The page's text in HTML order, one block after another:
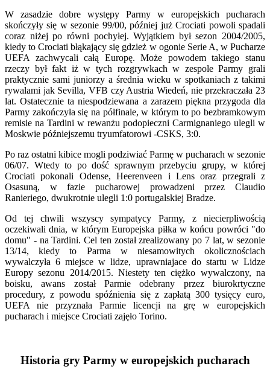
W zasadzie dobre występy Parmy w europejskich pucharach
skończyły się w sezonie 99/00, później już Crociati powoli spadali
coraz niżej po równi pochyłej. Wyjątkiem był sezon 2004/2005,
kiedy to Crociati błąkający się gdzież w ogonie Serie A, w Pucharze
UEFA zachwycali całą Europę. Może powodem takiego stanu
rzeczy był fakt iż w tych rozgrywkach w zespole Parmy grali
praktycznie sami juniorzy a średnia wieku w spotkaniach z takimi
rywalami jak Sevilla, VFB czy Austria Wiedeń, nie przekraczała 23
lat. Ostatecznie ta niespodziewana a zarazem piękna przygoda dla
Parmy zakończyła się na półfinale, w którym to po bezbramkowym
remisie na Tardini w rewanżu podopieczni Carmignaniego ulegli w
Moskwie późniejszemu tryumfatorowi -CSKS, 3:0.
Po raz ostatni kibice mogli podziwiać Parmę w pucharach w sezonie
06/07. Wtedy to po dość sprawnym przebyciu grupy, w której
Crociati pokonali Odense, Heerenveen i Lens oraz przegrali z
Osasuną, w fazie pucharowej prowadzeni przez Claudio
Ranieriego, dwukrotnie ulegli 1:0 portugalskiej Bradze.
Od tej chwili wszyscy sympatycy Parmy, z niecierpliwością
oczekiwali dnia, w którym Europejska piłka w końcu powróci "do
domu" - na Tardini. Cel ten został zrealizowany po 7 lat, w sezonie
13/14, kiedy to Parma w niesamowitych okolicznościach
wywalczyła 6 miejsce w lidze, uprawniajace do startu w Lidze
Europy sezonu 2014/2015. Niestety ten ciężko wywalczony, na
boisku, awans został Parmie odebrany przez biurokrtyczne
procedury, z powodu spóźnienia się z zapłatą 300 tysięcy euro,
UEFA nie przyznała Parmie licencji na grę w europejskich
pucharach i miejsce Crociati zajęło Torino.
Historia gry Parmy w europejskich pucharach